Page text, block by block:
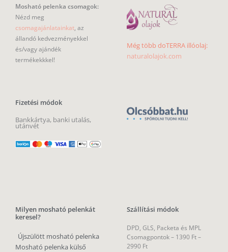
Mosható pelenka csomagok:
Nézd meg
csomagajánlatainkat, az
állandó kedvezményekkel
és/vagy ajándék
termékekkkel!
Fizetési módok
Bankkártya, banki utalás,
utánvét
Még több doTERRA illóolaj:
naturalolajok.com
Milyen mosható pelenkát
keresel?
Újszülött mosható pelenka
Mosható pelenka külső
Szállítási módok
DPD, GLS, Packeta és MPL
Csomagpontok – 1390 Ft –
2990 Ft